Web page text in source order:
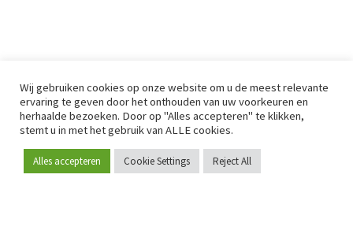
Word lid
Wij gebruiken cookies op onze website om u de meest relevante
ervaring te geven door het onthouden van uw voorkeuren en
herhaalde bezoeken. Door op "Alles accepteren" te klikken,
stemt u in met het gebruik van ALLE cookies.
Alles accepteren Cookie Settings Reject All